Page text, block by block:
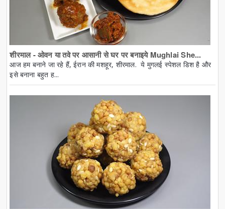
शीरमाल - ओवन या तवे पर आसानी से घर पर बनाइये Mughlai She...
आज हम बनाने जा रहे हैं, ईरान की मशहूर, शीरमाल. ये मुगलई स्पेशल डिश है और
इसे बनाना बहुत ह...